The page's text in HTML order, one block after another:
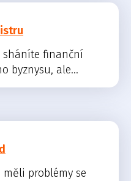
finanční
byznysu, ale...
problémy se